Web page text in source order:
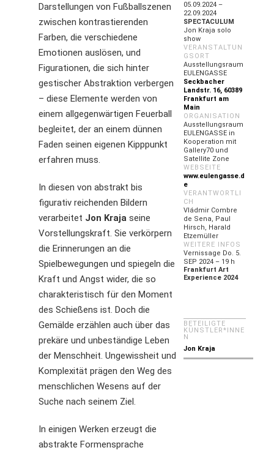
05.09.2024 –
22.09.2024
SPECTACULUM
Jon Kraja solo
show
VERANSTALTUN
GSORT
Ausstellungsraum
EULENGASSE
Seckbacher
Landstr. 16, 60389
Frankfurt am
Main
ORGANISATION
Ausstellungsraum
EULENGASSE in
Kooperation mit
Gallery70 und
Satellite Zone
WEBSEITE
www.eulengasse.d
e
VERANTWORTLI
CH
Vládmir Combre
de Sena, Paul
Hirsch, Harald
Etzemüller
WEITERE INFOS
Vernissage Do. 5.
SEP 2024 – 19 h
Frankfurt Art
Experience 2024
BETEILIGTE
KÜNSTLER*INNE
N
Jon Kraja
Darstellungen von Fußballszenen
zwischen kontrastierenden
Farben, die verschiedene
Emotionen auslösen, und
Figurationen, die sich hinter
gestischer Abstraktion verbergen
– diese Elemente werden von
einem allgegenwärtigen Feuerball
begleitet, der an einem dünnen
Faden seinen eigenen Kipppunkt
erfahren muss.
In diesen von abstrakt bis
figurativ reichenden Bildern
verarbeitet Jon Krajaseine
Vorstellungskraft. Sie verkörpern
die Erinnerungen an die
Spielbewegungen und spiegeln die
Kraft und Angst wider, die so
charakteristisch für den Moment
des Schießens ist. Doch die
Gemälde erzählen auch über das
prekäre und unbeständige Leben
der Menschheit. Ungewissheit und
Komplexität prägen den Weg des
menschlichen Wesens auf der
Suche nach seinem Ziel.
In einigen Werken erzeugt die
abstrakte Formensprache